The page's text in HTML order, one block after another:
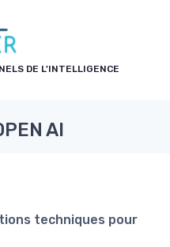
DE L'INTELLIGENCE
AI
techniques pour